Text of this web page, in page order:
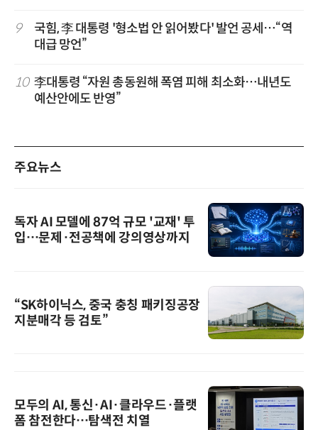
9
국힘, 李 대통령 '형소법 안 읽어봤다' 발언 공세…“역
대급 망언”
10 李대통령 “자원 총동원해 폭염 피해 최소화…내년도
예산안에도 반영”
주요뉴스
독자 AI 모델에 87억 규모 '교재' 투
입…문제·전공책에 강의영상까지
“SK하이닉스, 중국 충칭 패키징공장
지분매각 등 검토”
모두의 AI, 통신·AI·클라우드·플랫
폼 참전한다…탐색전 치열